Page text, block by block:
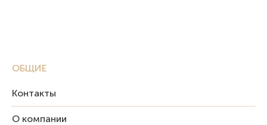
ОБЩИЕ
Контакты
О компании